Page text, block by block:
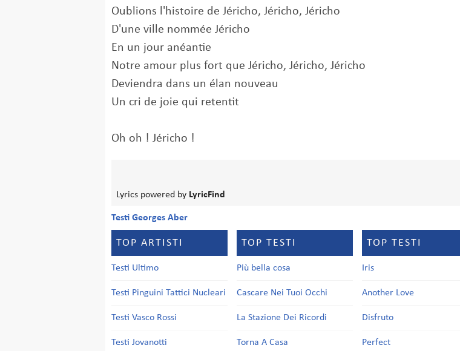
Oublions l'histoire de Jéricho, Jéricho, Jéricho
D'une ville nommée Jéricho
En un jour anéantie
Notre amour plus fort que Jéricho, Jéricho, Jéricho
Deviendra dans un élan nouveau
Un cri de joie qui retentit
Oh oh ! Jéricho !
Lyrics powered by LyricFind
Testi Georges Aber
TOP ARTISTI
Testi Ultimo
Testi Pinguini Tattici Nucleari
Testi Vasco Rossi
Testi Jovanotti
TOP TESTI
Più bella cosa
Cascare Nei Tuoi Occhi
La Stazione Dei Ricordi
Torna A Casa
TOP TESTI
Iris
Another Love
Disfruto
Perfect